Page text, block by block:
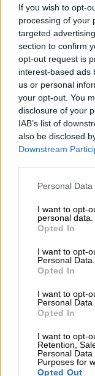
If you wish to opt-
processing of your
targeted
section to confirm
opt-out request is
interest-based ads
us or personal
your opt-out. You
disclosure of your
IAB’s list of
also be disclosed
Downstream
Please note that
not limited to your
grant or deny
use your data for
consent section.
Personal
I want to opt-
personal data.
Opted In
I want to opt-
Personal Data.
Opted In
I want to opt-
Personal Data
Opted In
I want to opt-
Retention,
Personal
Purposes for
Opted Out
πολιτική
στην εξουσία
δεκαπέντε.
συνέπεια, την
θέλουμε να
πολιτική ζωή.
«Όλα αυτά τα
Τσίπρας
οποίους είπε
να σκίσουμε
μνημόνια;»